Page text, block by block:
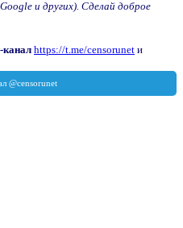
и других). Сделай доброе
канал https://t.me/censorunet и